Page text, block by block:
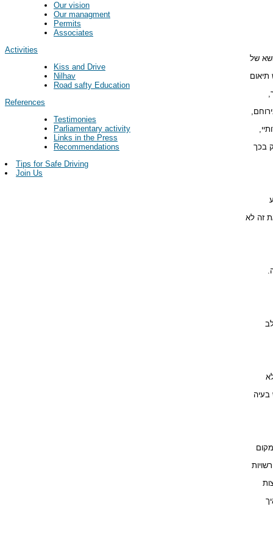
Our vision
Our managment
Permits
Associates
Activities
Kiss and Drive
Nilhav
Road safty Education
References
Testimonies
Parliamentary activity
Links in the Press
Recommendations
Tips for Safe Driving
Join Us
של
בכך
זה לא
בעיה